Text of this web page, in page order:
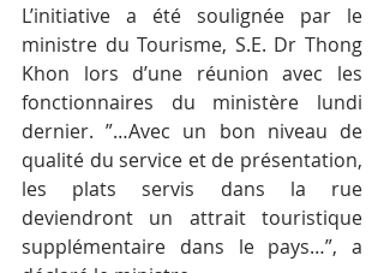
L’initiative a été soulignée par le
ministre du Tourisme, S.E. Dr Thong
Khon lors d’une réunion avec les
fonctionnaires du ministère lundi
dernier. ”…Avec un bon niveau de
qualité du service et de présentation,
les plats servis dans la rue
deviendront un attrait touristique
supplémentaire dans le pays…”, a